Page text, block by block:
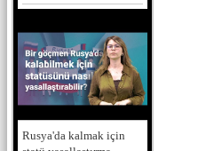
Rusya'da kalmak için